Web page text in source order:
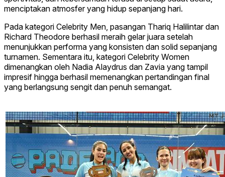
menciptakan atmosfer yang hidup sepanjang hari.
Pada kategori Celebrity Men, pasangan Thariq Halilintar dan
Richard Theodore berhasil meraih gelar juara setelah
menunjukkan performa yang konsisten dan solid sepanjang
turnamen. Sementara itu, kategori Celebrity Women
dimenangkan oleh Nadia Alaydrus dan Zavia yang tampil
impresif hingga berhasil memenangkan pertandingan final
yang berlangsung sengit dan penuh semangat.